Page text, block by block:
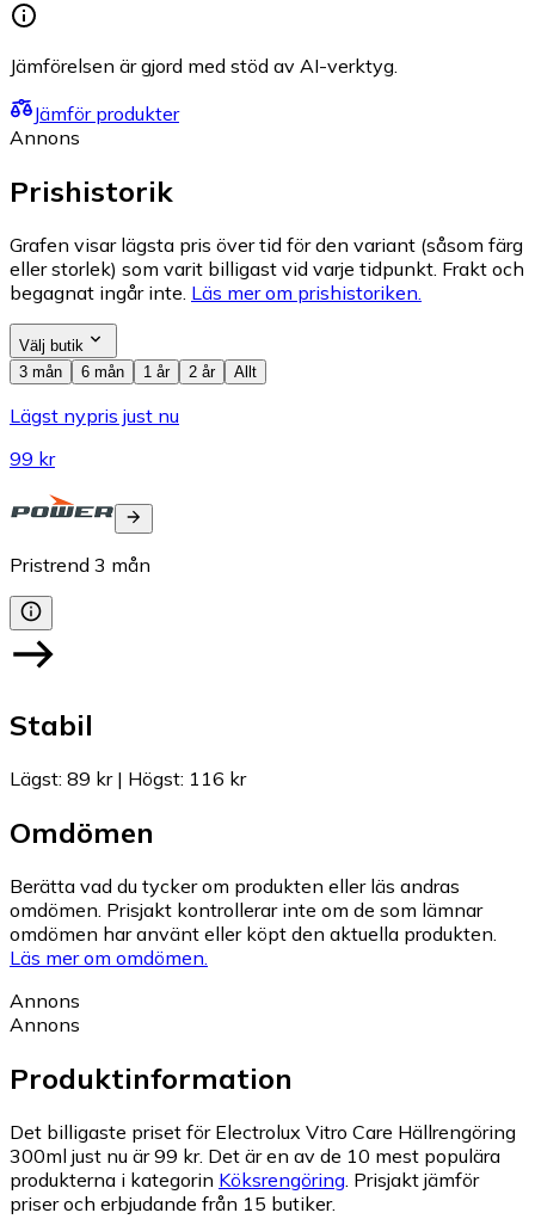
Jämförelsen är gjord med stöd av AI-verktyg.
Jämför produkter
Annons
Prishistorik
Grafen visar lägsta pris över tid för den variant (såsom färg
eller storlek) som varit billigast vid varje tidpunkt. Frakt och
begagnat ingår inte. Läs mer om prishistoriken.
Välj butik
3 mån
6 mån 1 år 2 år Allt
Lägst nypris just nu
99 kr
Pristrend 3 mån
Stabil
Lägst: 89 kr| Högst: 116 kr
Omdömen
Berätta vad du tycker om produkten eller läs andras
omdömen. Prisjakt kontrollerar inte om de som lämnar
omdömen har använt eller köpt den aktuella produkten.
Läs mer om omdömen.
Annons
Annons
Produktinformation
Det billigaste priset för Electrolux Vitro Care Hällrengöring
300ml just nu är 99 kr. Det är en av de 10 mest populära
produkterna i kategorin Köksrengöring Prisjakt jämför
priser och erbjudande från 15 butiker.